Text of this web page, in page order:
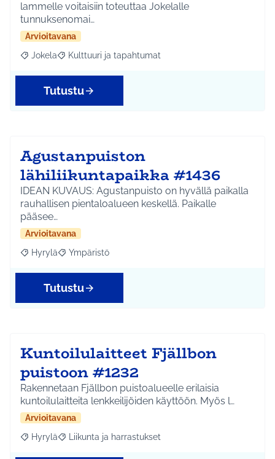
lammelle voitaisiin toteuttaa Jokelalle
tunnuksenomai…
Arvioitavana
Rajaa tulokset aihepiirin mukaan: Jokela
Jokela Rajaa tulokset teeman mukaan: Kulttuuri ja
Kulttuuri ja tapahtumat
Tutustu
Agustanpuiston
lähiliikuntapaikka #1436
IDEAN KUVAUS: Agustanpuisto on hyvällä paikalla
rauhallisen pientaloalueen keskellä. Paikalle
pääsee…
Arvioitavana
Rajaa tulokset aihepiirin mukaan: Hyrylä
Hyrylä Rajaa tulokset teeman mukaan: Ympäristö
Ympäristö
Tutustu
Kuntoilulaitteet Fjällbon
puistoon #1232
Rakennetaan Fjällbon puistoalueelle erilaisia
kuntoilulaitteita lenkkeilijöiden käyttöön. Myös l…
Arvioitavana
Rajaa tulokset aihepiirin mukaan: Hyrylä
Hyrylä Rajaa tulokset teeman mukaan: Liikunta ja
Liikunta ja harrastukset